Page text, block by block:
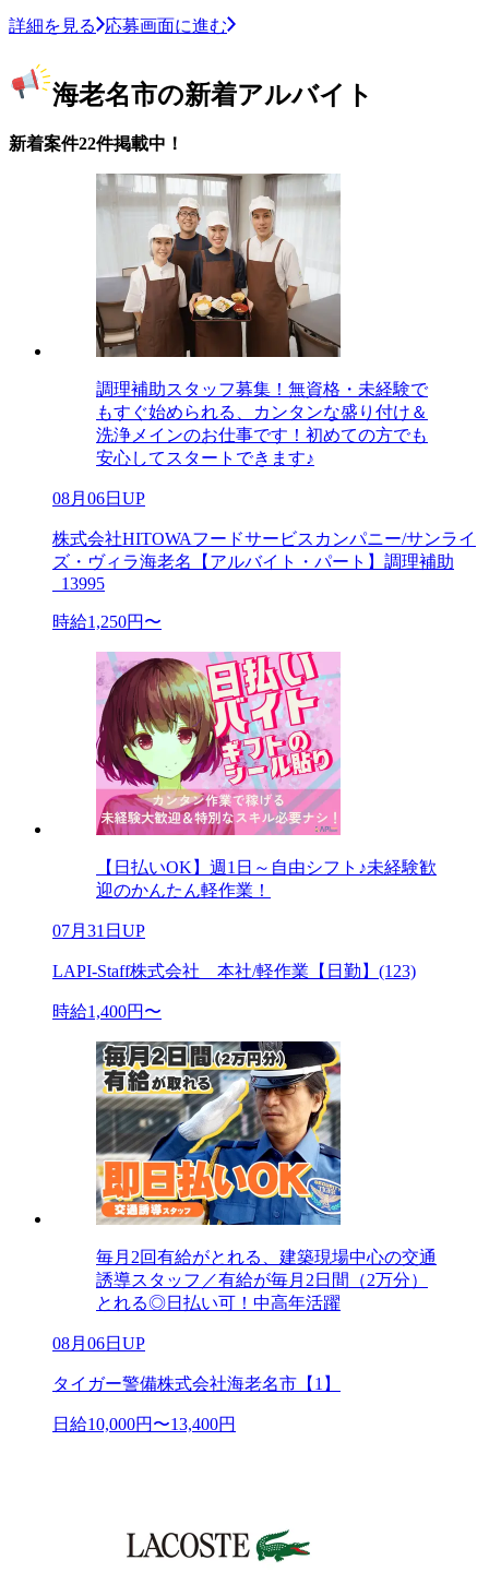
詳細を見る 応募画面に進む
海老名市の新着アルバイト
新着案件22件掲載中！
調理補助スタッフ募集！無資格・未経験で
もすぐ始められる、カンタンな盛り付け＆
洗浄メインのお仕事です！初めての方でも
安心してスタートできます♪
08月06日UP
株式会社HITOWAフードサービスカンパニー/サンライ
ズ・ヴィラ海老名【アルバイト・パート】調理補助
_13995
時給1,250円〜
【日払いOK】週1日～自由シフト♪未経験歓
迎のかんたん軽作業！
07月31日UP
LAPI-Staff株式会社 本社/軽作業【日勤】(123)
時給1,400円〜
毎月2回有給がとれる、建築現場中心の交通
誘導スタッフ／有給が毎月2日間（2万分）
とれる◎日払い可！中高年活躍
08月06日UP
タイガー警備株式会社海老名市【1】
日給10,000円〜13,400円